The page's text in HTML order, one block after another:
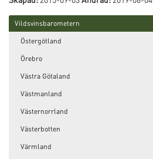
Vildsvinsbarometern
Östergötland
Örebro
Västra Götaland
Västmanland
Västernorrland
Västerbotten
Värmland